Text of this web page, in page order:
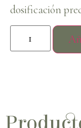
dosificación